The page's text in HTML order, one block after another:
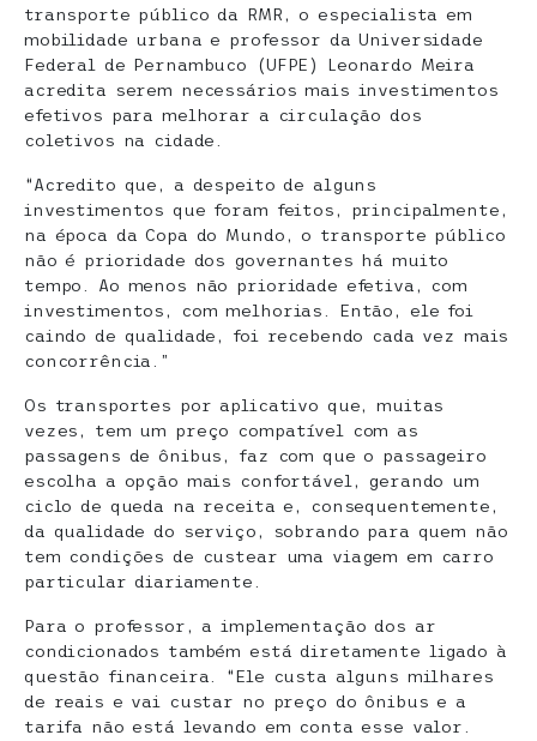
transporte público da RMR, o especialista em
mobilidade urbana e professor da Universidade
Federal de Pernambuco (UFPE) Leonardo Meira
acredita serem necessários mais investimentos
efetivos para melhorar a circulação dos
coletivos na cidade.
“Acredito que, a despeito de alguns
investimentos que foram feitos, principalmente,
na época da Copa do Mundo, o transporte público
não é prioridade dos governantes há muito
tempo. Ao menos não prioridade efetiva, com
investimentos, com melhorias. Então, ele foi
caindo de qualidade, foi recebendo cada vez mais
concorrência.”
Os transportes por aplicativo que, muitas
vezes, tem um preço compatível com as
passagens de ônibus, faz com que o passageiro
escolha a opção mais confortável, gerando um
ciclo de queda na receita e, consequentemente,
da qualidade do serviço, sobrando para quem não
tem condições de custear uma viagem em carro
particular diariamente.
Para o professor, a implementação dos ar
condicionados também está diretamente ligado à
questão financeira. “Ele custa alguns milhares
de reais e vai custar no preço do ônibus e a
tarifa não está levando em conta esse valor.